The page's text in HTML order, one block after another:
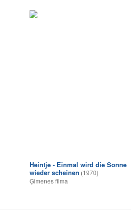
Heintje - Einmal wird die Sonne
wieder scheinen (1970)
Ģimenes filma